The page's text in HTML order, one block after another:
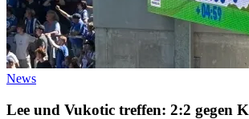
News
Lee und Vukotic treffen: 2:2 gegen